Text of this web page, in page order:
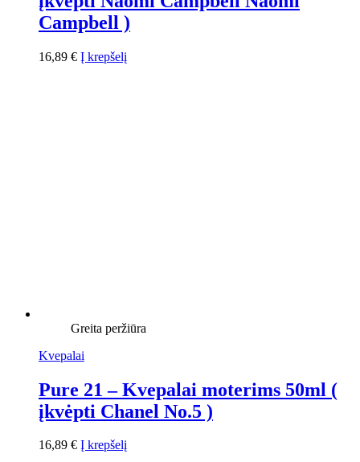
Campbell )
16,89 € Į krepšelį
Greita peržiūra
Kvepalai
Pure 21 – Kvepalai moterims 50ml (
įkvėpti Chanel No.5 )
16,89 € Į krepšelį